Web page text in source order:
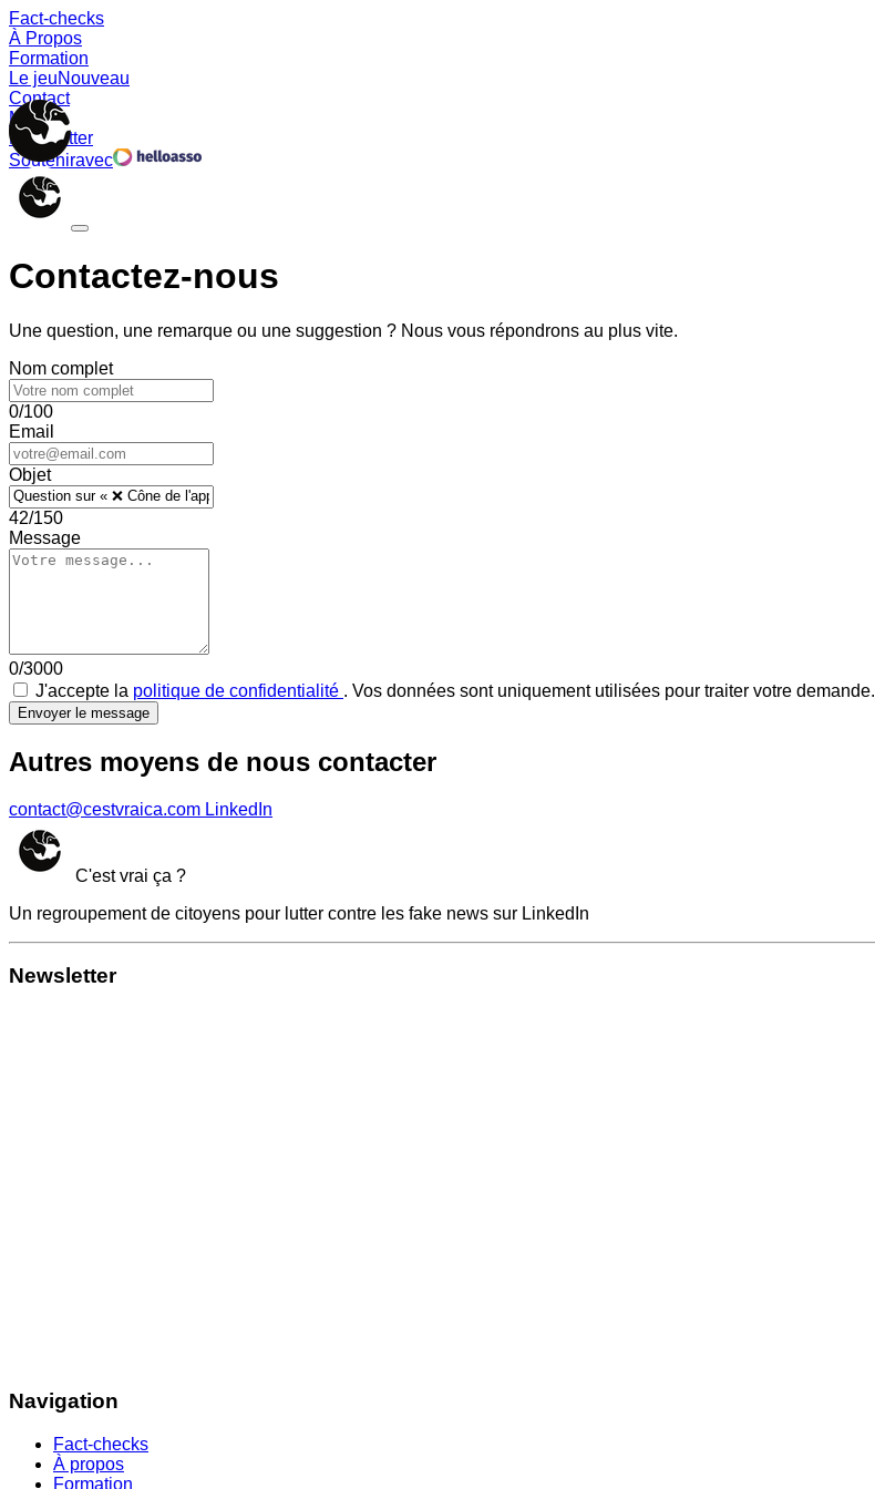
Fact-checks
À Propos
Formation
Le jeuNouveau
Contact
Memes
Newsletter
Souteniravec
Contactez-nous
Une question, une remarque ou une suggestion ? Nous vous répondrons au plus vite.
Nom complet
0/100
Email
Objet
42/150
Message
0/3000
J'accepte la politique de confidentialité . Vos données sont uniquement utilisées pour traiter votre demande.
Envoyer le message
Autres moyens de nous contacter
contact@cestvraica.com LinkedIn
C'est vrai ça ?
Un regroupement de citoyens pour lutter contre les fake news sur LinkedIn
Newsletter
Navigation
Fact-checks
À propos
Formation